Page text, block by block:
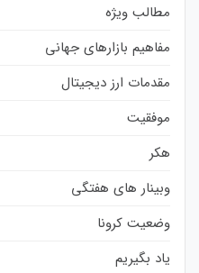
مطالب ویژه
مفاهیم بازارهای جهانی
مقدمات ارز دیجیتال
موفقیت
هکر
وبینار های هفتگی
وضعیت کرونا
یاد بگیریم